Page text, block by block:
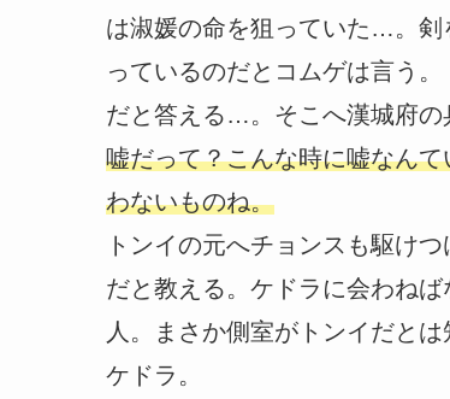
は淑媛の命を狙っていた…。剣
っているのだとコムゲは言う
だと答える…。そこへ漢城府の
嘘だって？こんな時に嘘なん
わないものね。
トンイの元へチョンスも駆け
だと教える。ケドラに会わね
人。まさか側室がトンイだと
ケドラ。